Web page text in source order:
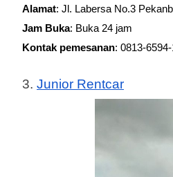
Alamat: Jl. Labersa No.3
Jam Buka: Buka 24 jam
Kontak pemesanan: 0813-
3. Junior Rentcar